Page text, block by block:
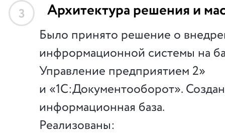
3 Архитектура решения и
Было принято решение о
инфрормационной системы на
Управление предприятием 2»
и «1С:Документооборот».
информационная база.
Реализованы: